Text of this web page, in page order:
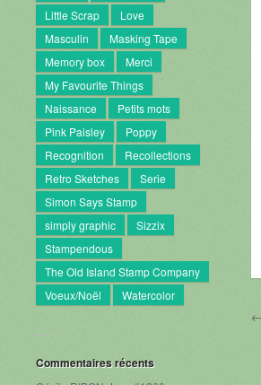
Little Scrap
Love
Masculin
Masking Tape
Memory box
Merci
My Favourite Things
Naissance
Petits mots
Pink Paisley
Poppy
Recognition
Recollections
Retro Sketches
Serie
Simon Says Stamp
simply graphic
Sizzix
Stampendous
The Old Island Stamp Company
Voeux/Noël
Watercolor
Commentaires récents